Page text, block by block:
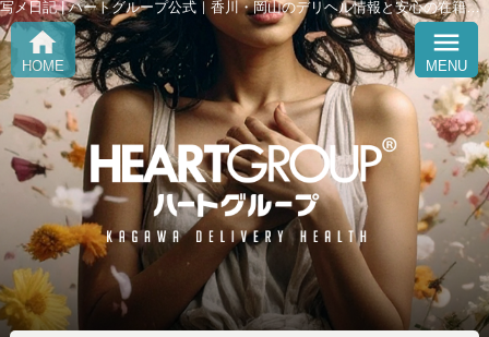
写メ日記 | ハートグループ公式｜香川・岡山のデリヘル情報と安心の在籍紹介 「Heart Group」
home
HOME
menu
MENU